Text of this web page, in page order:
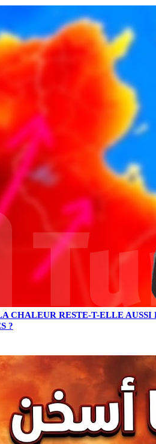
CHALEUR RESTE-T-ELLE AUSSI
?